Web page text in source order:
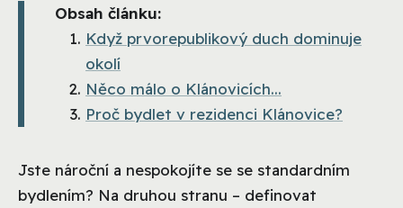
Obsah článku:
Když prvorepublikový duch dominuje
okolí
Něco málo o Klánovicích...
Proč bydlet v rezidenci Klánovice?
Jste nároční a nespokojíte se se standardním
bydlením? Na druhou stranu – definovat